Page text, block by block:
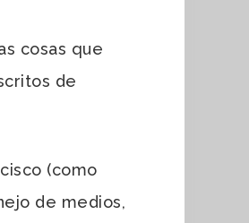
cosas que
de
(como
de medios,